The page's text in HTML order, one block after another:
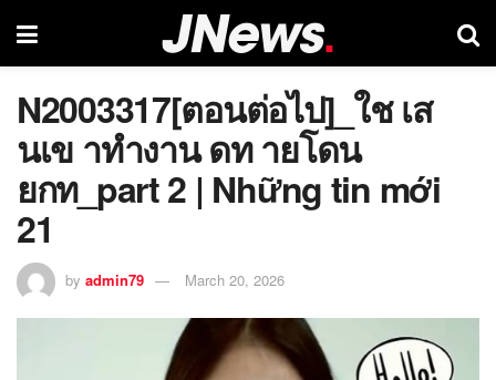
N2003317[ตอนต่อไป]_ใช เส
นเข าทำงาน ดท ายโดน
ยกท_part 2 | Những tin mới
21
by admin79 March 20, 2026